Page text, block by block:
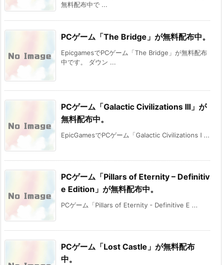
無料配布中で ...
PCゲーム「The Bridge」が無料配布中。
EpicgamesでPCゲーム「The Bridge」が無料配布
中です。 ダウン ...
PCゲーム「Galactic Civilizations III」が
無料配布中。
EpicGamesでPCゲーム「Galactic Civilizations I ...
PCゲーム「Pillars of Eternity – Definitiv
e Edition」が無料配布中。
PCゲーム「Pillars of Eternity - Definitive E ...
PCゲーム「Lost Castle」が無料配布
中。